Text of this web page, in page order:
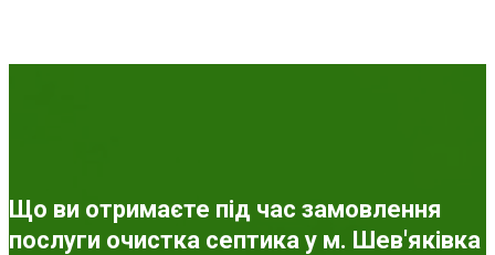
Що ви отримаєте під час замовлення
послуги очистка септика у м. Шев'яківка